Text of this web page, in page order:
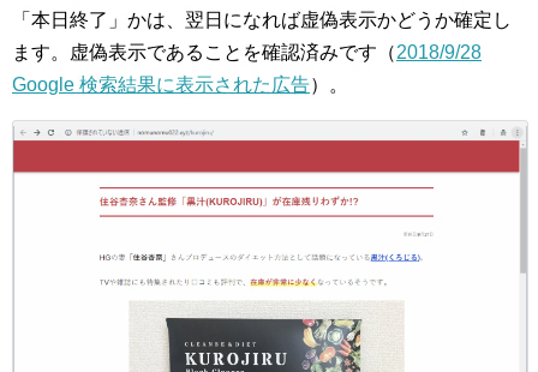
「本日終了」かは、翌日になれば虚偽表示かどうか確定し
ます。虚偽表示であることを確認済みです（2018/9/28
Google 検索結果に表示された広告）。